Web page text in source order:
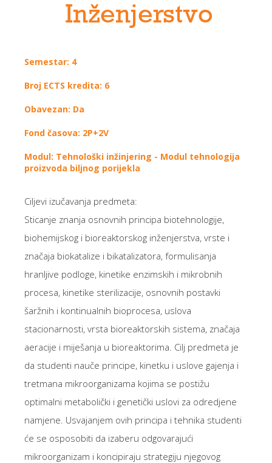
Inženjerstvo
Semestar: 4
Broj ECTS kredita: 6
Obavezan: Da
Fond časova: 2P+2V
Modul: Tehnološki inžinjering - Modul tehnologija
proizvoda biljnog porijekla
Ciljevi izučavanja predmeta:
Sticanje znanja osnovnih principa biotehnologije,
biohemijskog i bioreaktorskog inženjerstva, vrste i
značaja biokatalize i bikatalizatora, formulisanja
hranljive podloge, kinetike enzimskih i mikrobnih
procesa, kinetike sterilizacije, osnovnih postavki
šaržnih i kontinualnih bioprocesa, uslova
stacionarnosti, vrsta bioreaktorskih sistema, značaja
aeracije i miješanja u bioreaktorima. Cilj predmeta je
da studenti nauče principe, kinetku i uslove gajenja i
tretmana mikroorganizama kojima se postižu
optimalni metabolički i genetički uslovi za odredjene
namjene. Usvajanjem ovih principa i tehnika studenti
će se osposobiti da izaberu odgovarajući
mikroorganizam i koncipiraju strategiju njegovog